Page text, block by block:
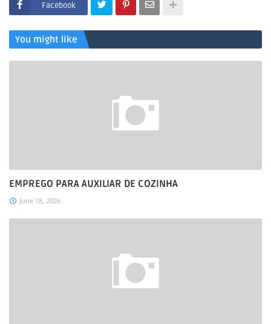
Facebook
You might like
EMPREGO PARA AUXILIAR DE COZINHA
June 18, 2026